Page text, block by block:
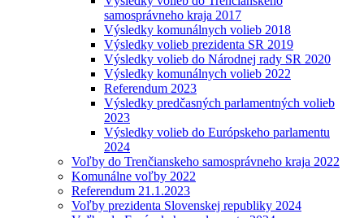
samosprávneho kraja 2017
Výsledky komunálnych volieb 2018
Výsledky volieb prezidenta SR 2019
Výsledky volieb do Národnej rady SR 2020
Výsledky komunálnych volieb 2022
Referendum 2023
Výsledky predčasných parlamentných volieb
2023
Výsledky volieb do Európskeho parlamentu
2024
Voľby do Trenčianskeho samosprávneho kraja 2022
Komunálne voľby 2022
Referendum 21.1.2023
Voľby prezidenta Slovenskej republiky 2024